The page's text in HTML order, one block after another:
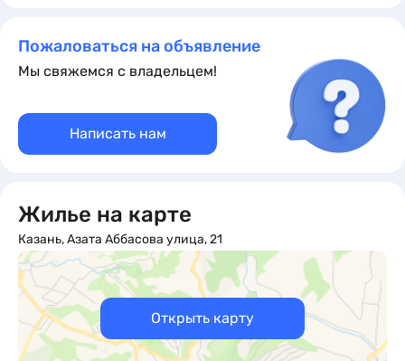
Заселение дистанционное, по звонку.
Добавьте наше объявление в избранное, чтобы не
потерять ждём вас
Пожаловаться на объявление
Мы свяжемся с владельцем!
Написать нам
Жилье на карте
Казань, Азата Аббасова улица, 21
Открыть карту